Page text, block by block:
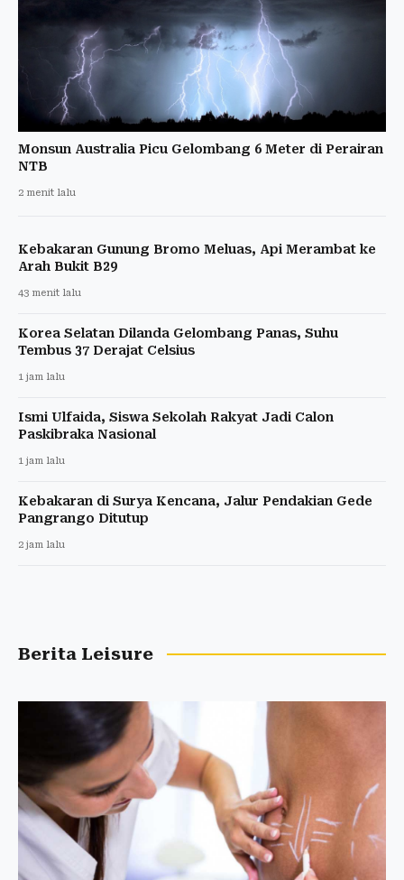
Monsun Australia Picu Gelombang 6 Meter di Perairan
NTB
2 menit lalu
Kebakaran Gunung Bromo Meluas, Api Merambat ke
Arah Bukit B29
43 menit lalu
Korea Selatan Dilanda Gelombang Panas, Suhu
Tembus 37 Derajat Celsius
1 jam lalu
Ismi Ulfaida, Siswa Sekolah Rakyat Jadi Calon
Paskibraka Nasional
1 jam lalu
Kebakaran di Surya Kencana, Jalur Pendakian Gede
Pangrango Ditutup
2 jam lalu
Berita Leisure